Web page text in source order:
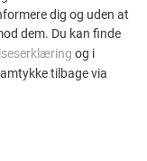
energie endig og uden at
dem. Du kan finde
og i
tilbage via